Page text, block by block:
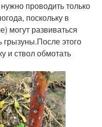
проводить только
поскольку в
могут развиваться
грызуны.После этого
и ствол обмотать